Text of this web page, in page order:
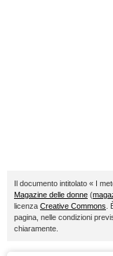
Il documento intitolato « I
Magazine delle donne (
licenza Creative Commons
pagina, nelle condizioni
chiaramente.